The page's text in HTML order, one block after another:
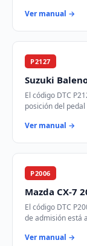
Ver manual →
P2127
Suzuki
El código DTC
posición del
Ver manual →
P2006
Mazda CX-7
El código DTC
de admisión está
Ver manual →